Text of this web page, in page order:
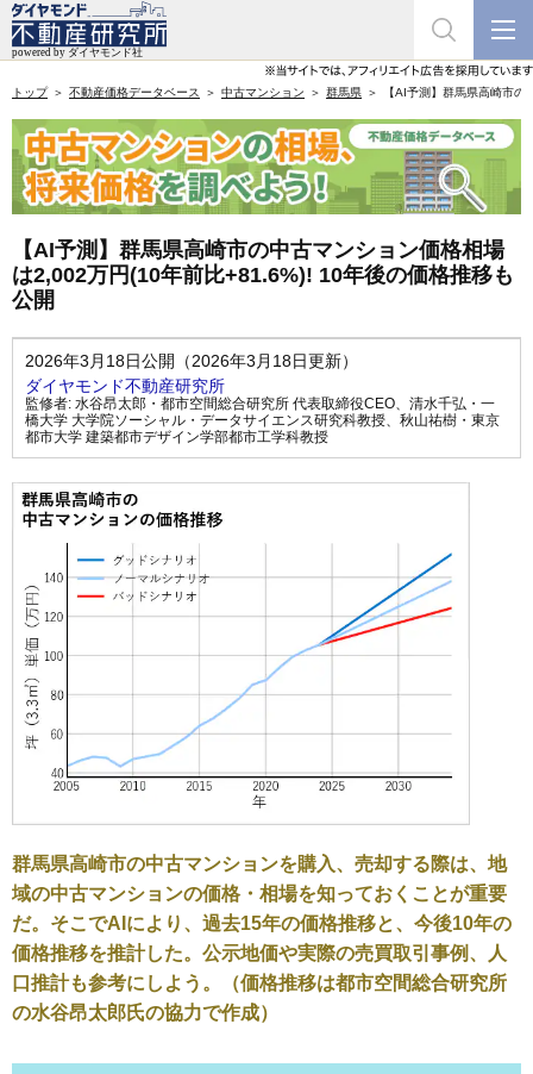
トップ 不動産価格データベース 中古マンション 群馬県 【AI予測】群馬県高崎市
【AI予測】群馬県高崎市の中古マンション価格相場
は2,002万円(10年前比+81.6%)! 10年後の価格推移も
公開
2026年3月18日公開（2026年3月18日更新）
ダイヤモンド不動産研究所
監修者: 水谷昂太郎・都市空間総合研究所 代表取締役CEO、 清水千弘・一
橋大学 大学院ソーシャル・データサイエンス研究科教授、 秋山祐樹・東京
都市大学 建築都市デザイン学部都市工学科教授
群馬県高崎市の中古マンションを購入、売却する際は、地
域の中古マンションの価格・相場を知っておくことが重要
だ。そこでAIにより、過去15年の価格推移と、今後10年の
価格推移を推計した。公示地価や実際の売買取引事例、人
口推計も参考にしよう。（価格推移は都市空間総合研究所
の水谷昂太郎氏の協力で作成）